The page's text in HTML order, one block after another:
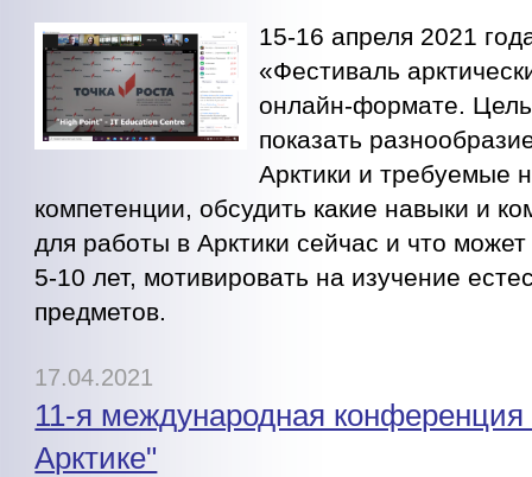
15-16 апреля 2021
«Фестиваль
онлайн-формате.
показать
Арктики и требуемые
компетенции, обсудить какие навыки и
для работы в Арктики сейчас и что
5-10 лет, мотивировать на изучение
предметов.
17.04.2021
11-я международная конференция
Арктике"